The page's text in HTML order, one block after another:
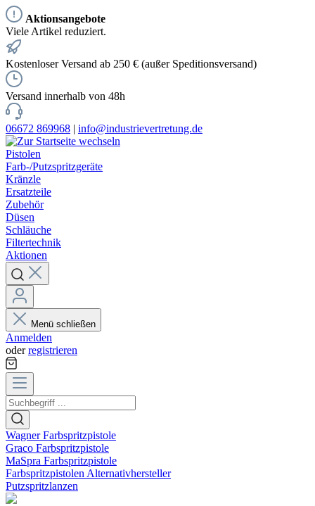
Aktionsangebote
Viele Artikel reduziert.
Kostenloser Versand ab 250 € (außer Speditionsversand)
Versand innerhalb von 48h
06672 869968 | info@industrievertretung.de
Pistolen
Farb-/Putzspritzgeräte
Kränzle
Ersatzteile
Zubehör
Düsen
Schläuche
Filtertechnik
Aktionen
Menü schließen
Anmelden
oderregistrieren
Wagner Farbspritzpistole
Graco Farbspritzpistole
MaSpra Farbspritzpistole
Farbspritzpistolen Alternativhersteller
Putzspritzlanzen